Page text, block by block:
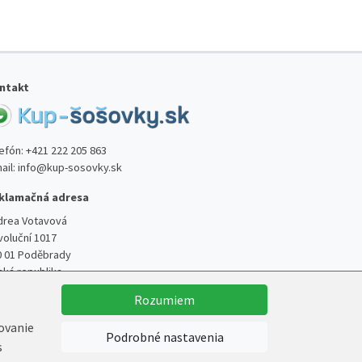
+421 222 205 863
info@kup-sosovky.sk
adresa
Votavová
1017
01 Poděbrady
republika
Rozumiem
Podrobné nastavenia